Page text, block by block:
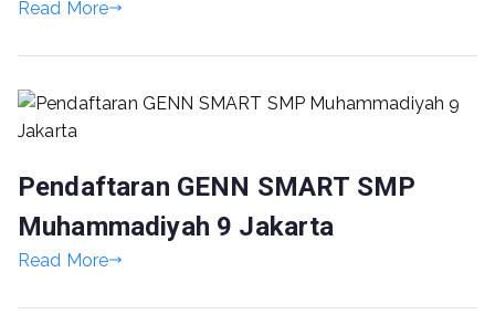
Read More
Pendaftaran GENN SMART SMP
Muhammadiyah 9 Jakarta
Read More